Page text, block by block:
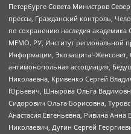
Петербурге Совета Министров
прессы, Гражданский контроль,
по сохранению наследия
МЕМО. РУ, Институт региональной
Информации, Экозащита!-Женсовет,
антимонопольная ассоциация,
Николаевна, Кривенко Сергей
Юрьевич, Шнырова Ольга
Сидорович Ольга Борисовна,
Анастасия Евгеньевна, Ривина
Николаевич, Дугин Сергей